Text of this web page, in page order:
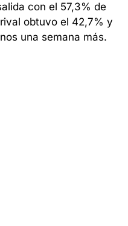
con el 57,3% de
obtuvo el 42,7% y
una semana más.